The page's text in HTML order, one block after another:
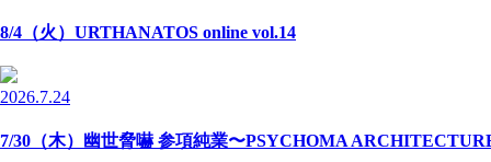
8/4（火）URTHANATOS online vol.14
2026.7.24
7/30（木）幽世脅嚇 参項純業〜PSYCHOMA